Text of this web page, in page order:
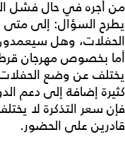
من أجره في حال فشل
يطرح السؤال: إلى
الحفلات، وهل
أما بخصوص مهرجان
يختلف عن وضع الحفلات
كثيرة إضافة إلى دعم
فإن سعر التذكرة لا
قادرين على الحضور.